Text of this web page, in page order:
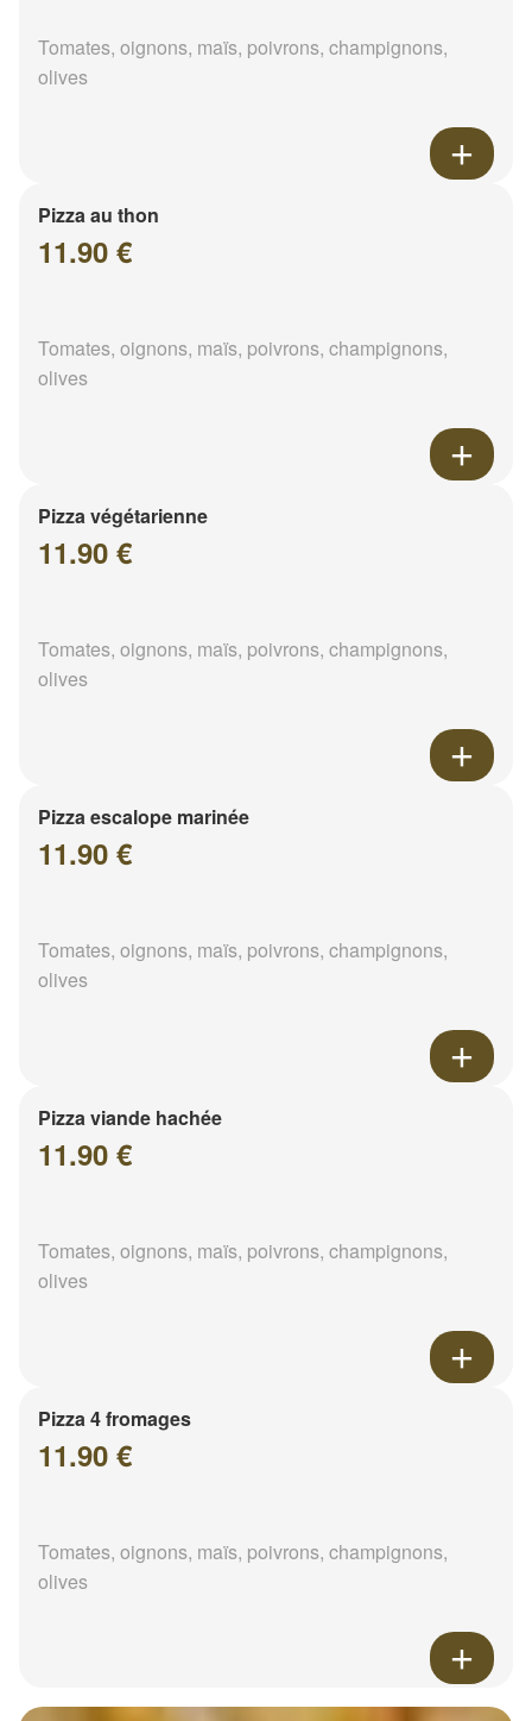
Tomates, oignons, maïs, poivrons, champignons,
olives
Pizza au thon
11.90 €
Tomates, oignons, maïs, poivrons, champignons,
olives
Pizza végétarienne
11.90 €
Tomates, oignons, maïs, poivrons, champignons,
olives
Pizza escalope marinée
11.90 €
Tomates, oignons, maïs, poivrons, champignons,
olives
Pizza viande hachée
11.90 €
Tomates, oignons, maïs, poivrons, champignons,
olives
Pizza 4 fromages
11.90 €
Tomates, oignons, maïs, poivrons, champignons,
olives